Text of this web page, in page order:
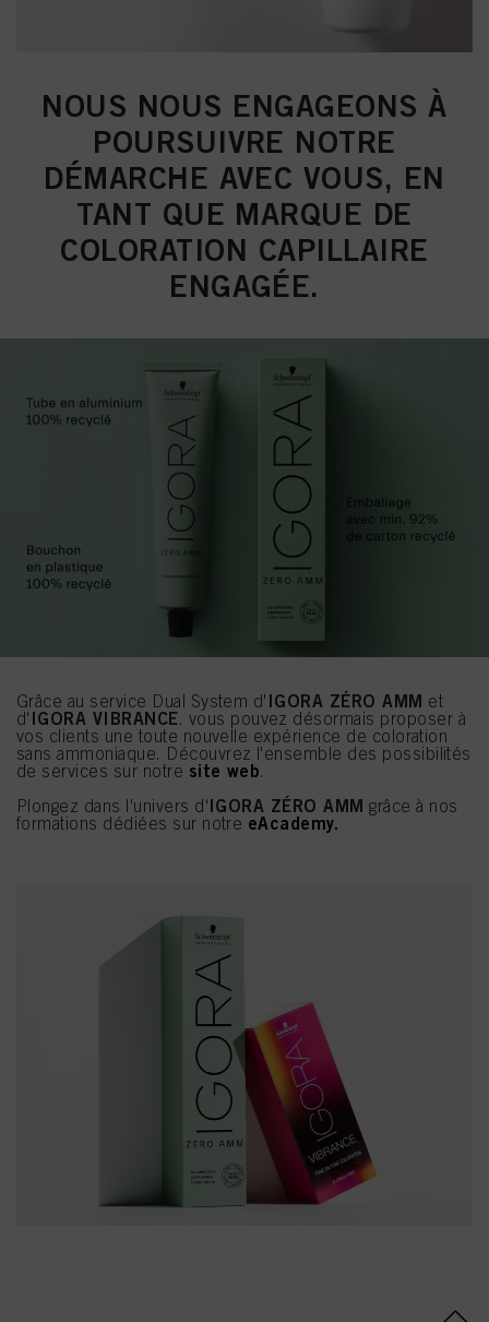
NOUS NOUS ENGAGEONS À
POURSUIVRE NOTRE
DÉMARCHE AVEC VOUS, EN
TANT QUE MARQUE DE
COLORATION CAPILLAIRE
ENGAGÉE.
Grâce au service Dual System d' IGORA ZÉRO AMM et
d' IGORA VIBRANCE. vous pouvez désormais proposer à
vos clients une toute nouvelle expérience de coloration
sans ammoniaque. Découvrez l'ensemble des possibilités
de services sur notre site web.
Plongez dans l'univers d'IGORA ZÉRO AMM grâce à nos
formations dédiées sur notre eAcademy.